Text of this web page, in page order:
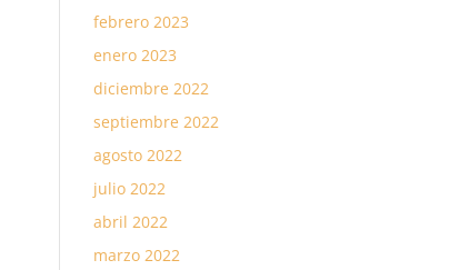
febrero 2023
enero 2023
diciembre 2022
septiembre 2022
agosto 2022
julio 2022
abril 2022
marzo 2022